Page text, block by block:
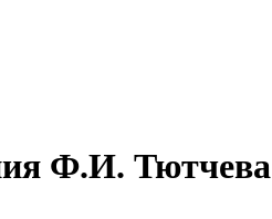
Ф.И. Тютчева